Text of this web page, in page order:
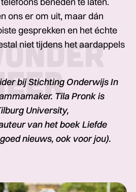
ons er om uit, maar dán
gesprekken en het échte
niet tijdens het aardappels
bij Stichting Onderwijs In
Tila Pronk is
University,
van het boek Liefde
nieuws, ook voor jou).